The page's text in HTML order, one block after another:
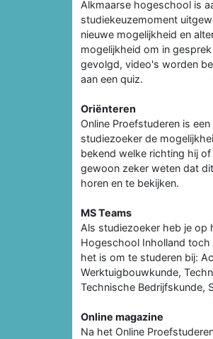
Alkmaarse hogeschool is
studiekeuzemoment
nieuwe mogelijkheid en
mogelijkheid om in
gevolgd, video's worden
aan een quiz.
Oriënteren
Online Proefstuderen is
studiezoeker de
bekend welke richting hij
gewoon zeker weten dat
horen en te bekijken.
MS Teams
Als studiezoeker heb je op
Hogeschool Inholland toch
het is om te studeren bij:
Werktuigbouwkunde,
Technische Bedrijfskunde,
Online magazine
Na het Online